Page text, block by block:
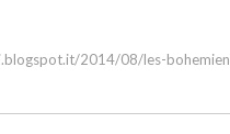
2014/08/les-